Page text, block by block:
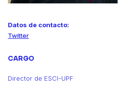
Datos de contacto:
Twitter
CARGO
Director de ESCI-UPF